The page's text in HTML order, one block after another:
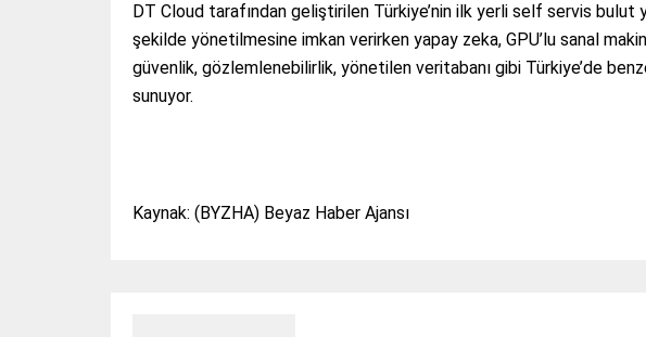
DT Cloud tarafından geliştirilen Türkiye’nin ilk yerli self servis bulut
şekilde yönetilmesine imkan verirken yapay zeka, GPU’lu sanal
güvenlik, gözlemlenebilirlik, yönetilen veritabanı gibi Türkiye’de
sunuyor.
Kaynak: (BYZHA) Beyaz Haber Ajansı